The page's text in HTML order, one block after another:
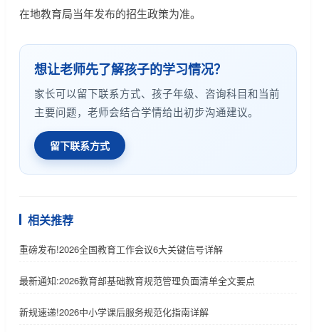
在地教育局当年发布的招生政策为准。
想让老师先了解孩子的学习情况？
家长可以留下联系方式、孩子年级、咨询科目和当前
主要问题，老师会结合学情给出初步沟通建议。
留下联系方式
相关推荐
重磅发布!2026全国教育工作会议6大关键信号详解
最新通知:2026教育部基础教育规范管理负面清单全文要点
新规速递!2026中小学课后服务规范化指南详解